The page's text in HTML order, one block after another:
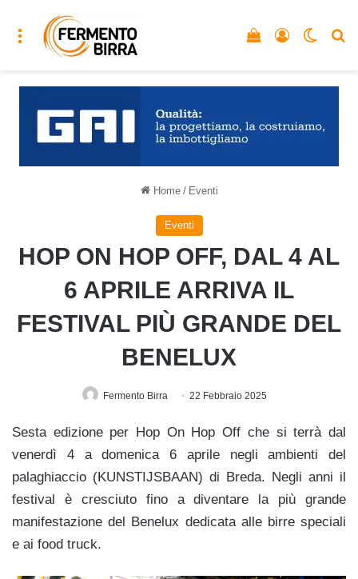
Menu Accedi
Vedi il carrello
Home / Eventi
Eventi
HOP ON HOP OFF, DAL 4 AL
6 APRILE ARRIVA IL
FESTIVAL PIÙ GRANDE DEL
BENELUX
Fermento Birra 22 Febbraio 2025
Sesta edizione per Hop On Hop Off che si terrà dal
venerdì 4 a domenica 6 aprile negli ambienti del
palaghiaccio (KUNSTIJSBAAN) di Breda. Negli anni il
festival è cresciuto fino a diventare la più grande
manifestazione del Benelux dedicata alle birre speciali
e ai food truck.